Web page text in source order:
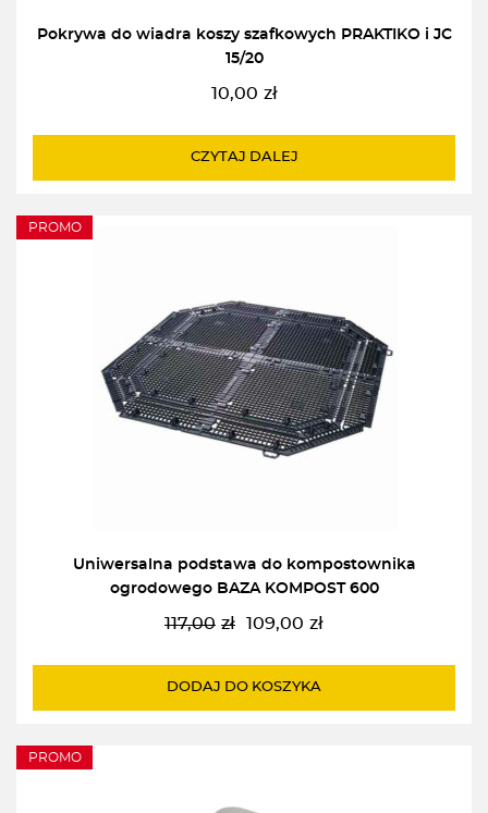
Pokrywa do wiadra koszy szafkowych PRAKTIKO i JC
15/20
10,00 zł
CZYTAJ DALEJ
PROMO
Uniwersalna podstawa do kompostownika
ogrodowego BAZA KOMPOST 600
117,00 zł
Pierwotna
wynosiła:
109,00 zł
Aktualna
wynosi:
DODAJ DO KOSZYKA
PROMO